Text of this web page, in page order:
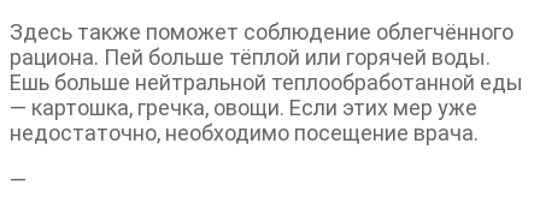
Здесь также поможет соблюдение облегчённого
рациона. Пей больше тёплой или горячей воды.
Ешь больше нейтральной теплообработанной еды
— картошка, гречка, овощи. Если этих мер уже
недостаточно, необходимо посещение врача.
—